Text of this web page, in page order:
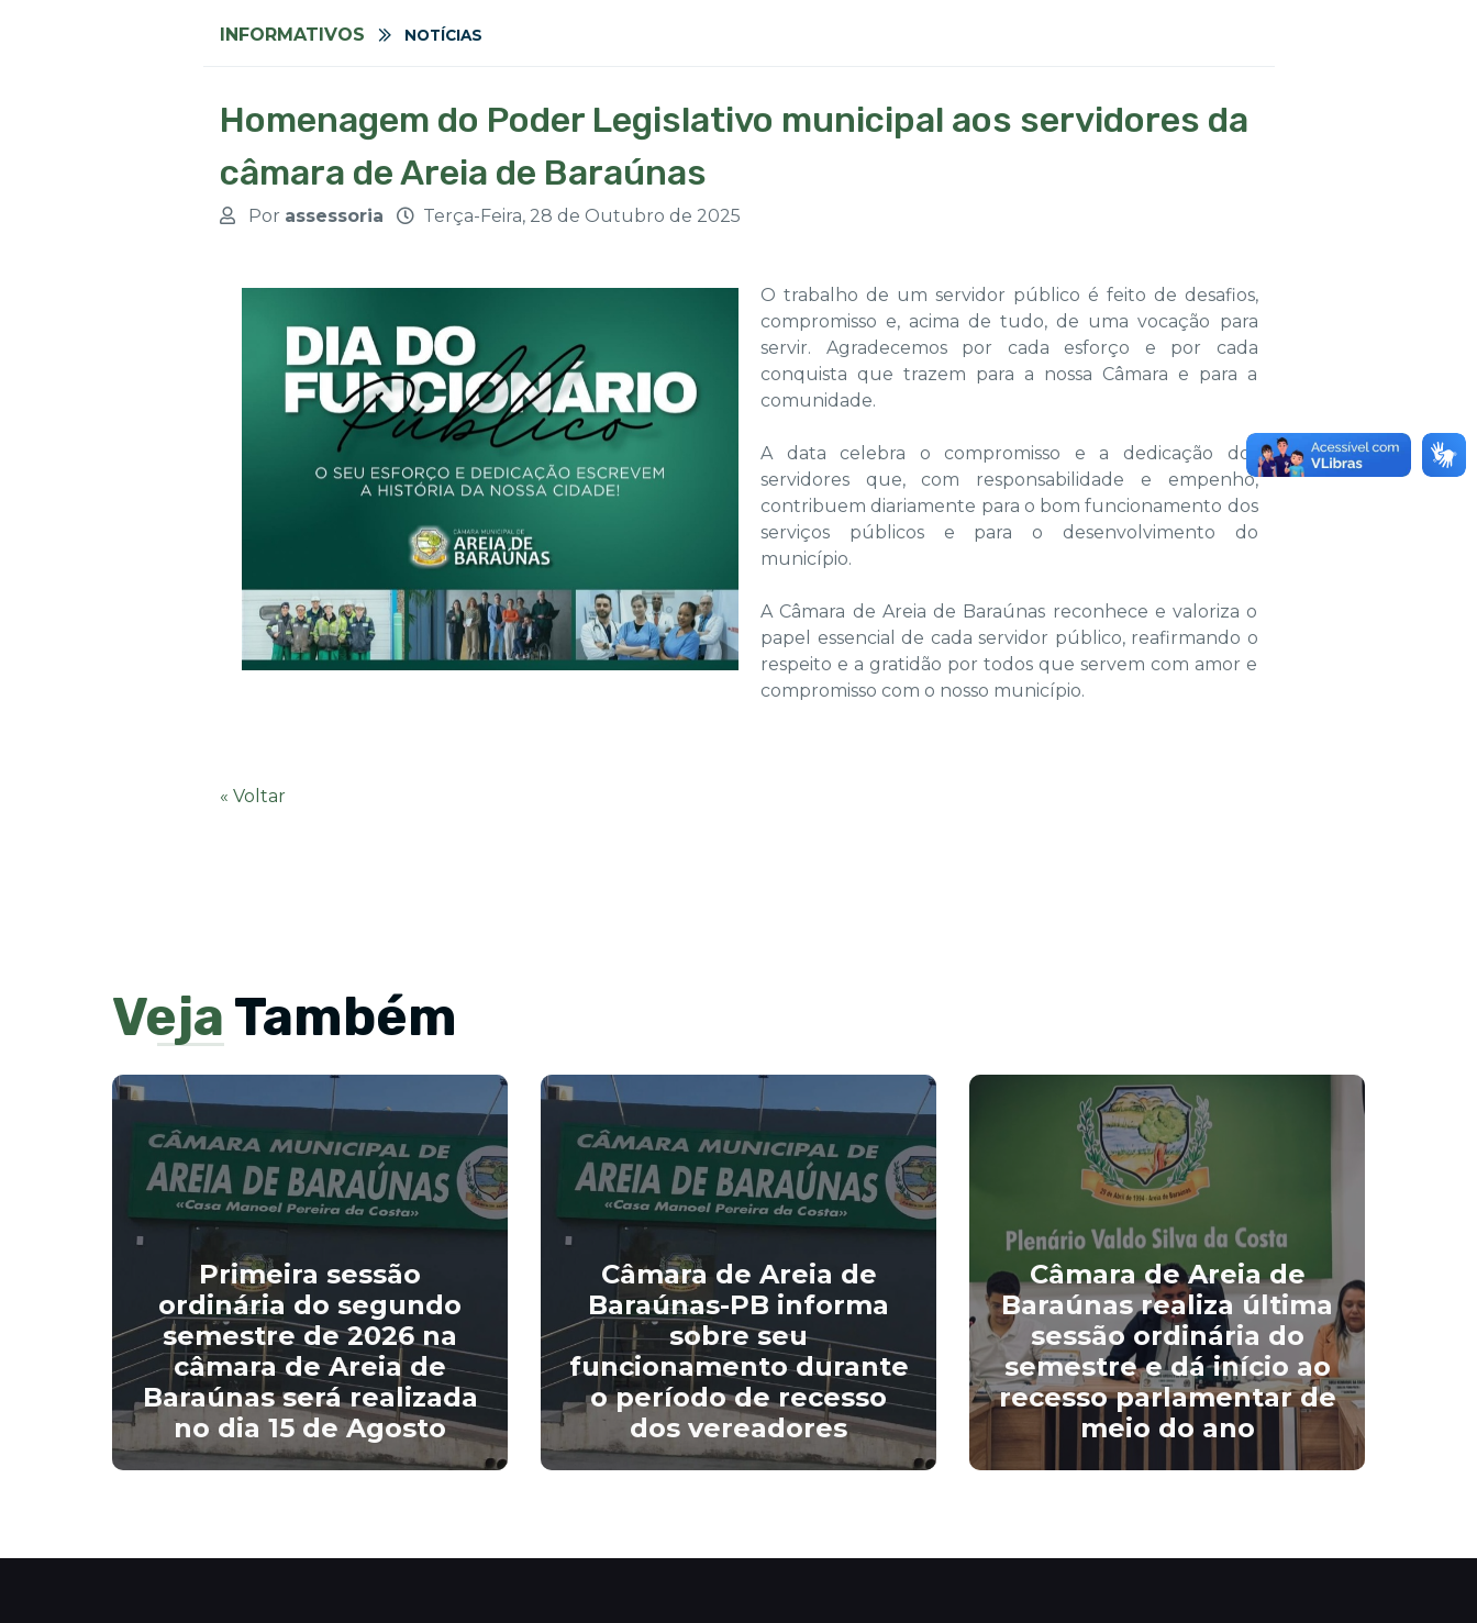
INFORMATIVOS NOTÍCIAS
Homenagem do Poder Legislativo municipal aos servidores da
câmara de Areia de Baraúnas
Por assessoria Terça-Feira, 28 de Outubro de 2025
O trabalho de um servidor público é feito de desafios,
compromisso e, acima de tudo, de uma vocação para
servir. Agradecemos por cada esforço e por cada
conquista que trazem para a nossa Câmara e para a
comunidade.
A data celebra o compromisso e a dedicação dos
servidores que, com responsabilidade e empenho,
contribuem diariamente para o bom funcionamento dos
serviços públicos e para o desenvolvimento do
município.
A Câmara de Areia de Baraúnas reconhece e valoriza o
papel essencial de cada servidor público, reafirmando o
respeito e a gratidão por todos que servem com amor e
compromisso com o nosso município.
« Voltar
Veja Também
Primeira sessão
ordinária do segundo
semestre de 2026 na
câmara de Areia de
Baraúnas será realizada
no dia 15 de Agosto
Câmara de Areia de
Baraúnas-PB informa
sobre seu
funcionamento durante
o período de recesso
dos vereadores
Câmara de Areia de
Baraúnas realiza última
sessão ordinária do
semestre e dá início ao
recesso parlamentar de
meio do ano